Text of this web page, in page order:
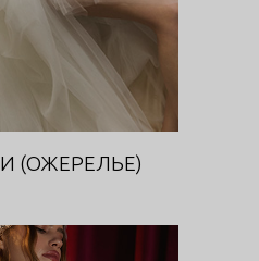
(ОЖЕРЕЛЬЕ)